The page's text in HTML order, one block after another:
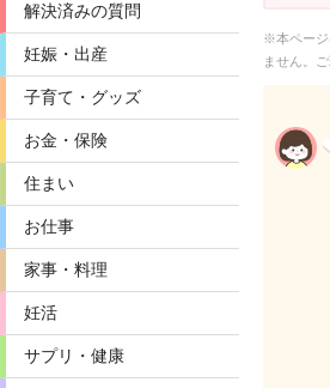
解決済みの質問
妊娠・出産
子育て・グッズ
お金・保険
住まい
お仕事
家事・料理
妊活
サプリ・健康
※本ページ
ません。